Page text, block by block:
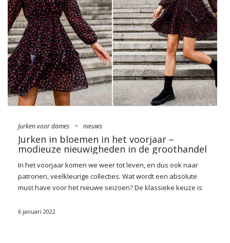
bijzonder trends in zijn – na maanden van werken op afstand,
naast tonen van elegantie en casual, veel elementen van
huiskleding erin, wat momenteel een van de modieuze …
Jurken voor dames ~ nieuws
Jurken in bloemen in het voorjaar –
modieuze nieuwigheden in de groothandel
In het voorjaar komen we weer tot leven, en dus ook naar
patronen, veelkleurige collecties. Wat wordt een absolute
must have voor het nieuwe seizoen? De klassieke keuze is
enigszins vernieuwde aflevering zal verschijnen. Van tule, in
6 januari 2022